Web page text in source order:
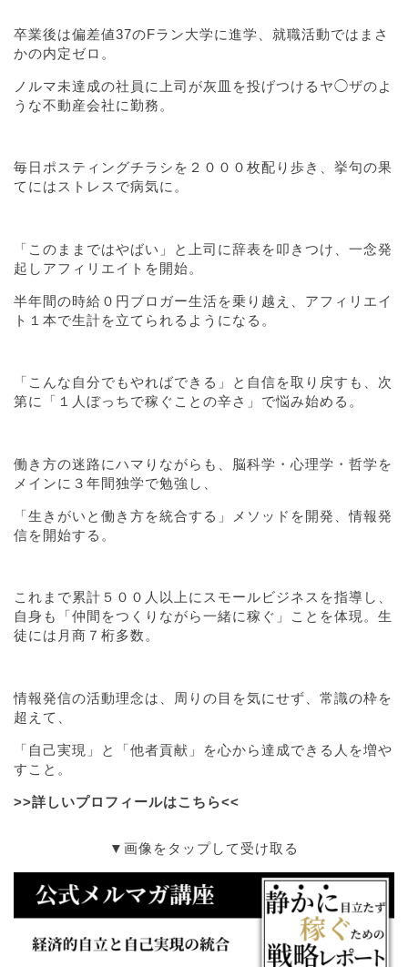
卒業後は偏差値37のFラン大学に進学、就職活動ではまさ
かの内定ゼロ。
ノルマ未達成の社員に上司が灰皿を投げつけるヤ◯ザのよ
うな不動産会社に勤務。
毎日ポスティングチラシを２０００枚配り歩き、挙句の果
てにはストレスで病気に。
「このままではやばい」と上司に辞表を叩きつけ、一念発
起しアフィリエイトを開始。
半年間の時給０円ブロガー生活を乗り越え、アフィリエイ
ト１本で生計を立てられるようになる。
「こんな自分でもやればできる」と自信を取り戻すも、次
第に「１人ぼっちで稼ぐことの辛さ」で悩み始める。
働き方の迷路にハマりながらも、脳科学・心理学・哲学を
メインに３年間独学で勉強し、
「生きがいと働き方を統合する」メソッドを開発、情報発
信を開始する。
これまで累計５００人以上にスモールビジネスを指導し、
自身も「仲間をつくりながら一緒に稼ぐ」ことを体現。生
徒には月商７桁多数。
情報発信の活動理念は、周りの目を気にせず、常識の枠を
超えて、
「自己実現」と「他者貢献」を心から達成できる人を増や
すこと。
>>詳しいプロフィールはこちら<<
▼画像をタップして受け取る